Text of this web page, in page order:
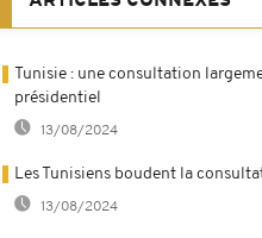
Tunisie : une consultation
présidentiel
13/08/2024
Les Tunisiens boudent la
13/08/2024